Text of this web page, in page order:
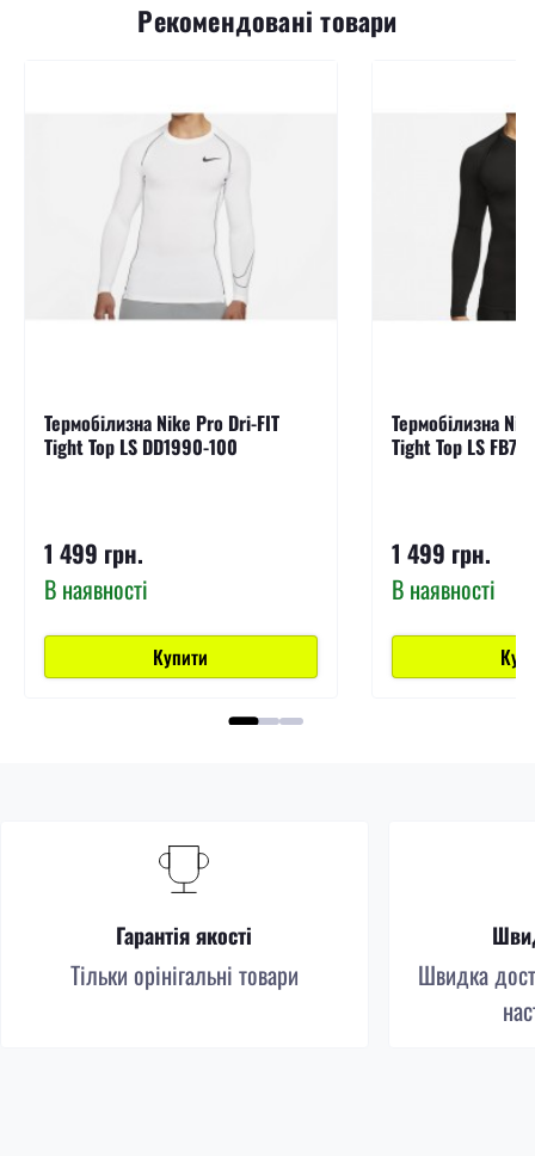
Рекомендовані товари
Термобілизна Nike Pro Dri-FIT
Tight Top LS DD1990-100
1 499 грн.
В наявності
Купити
Термобілизна
Tight Top LS
1 499 грн.
В наявності
Гарантія якості
Тільки орінігальні товари
Швидка